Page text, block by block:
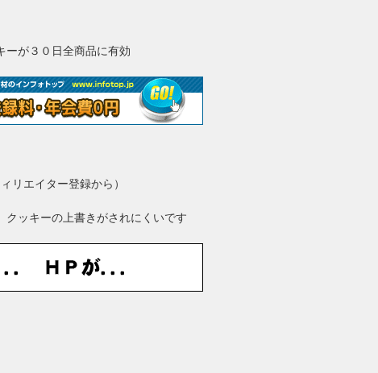
が３０日全商品に有効
リエイター登録から）
ッキーの上書きがされにくいです